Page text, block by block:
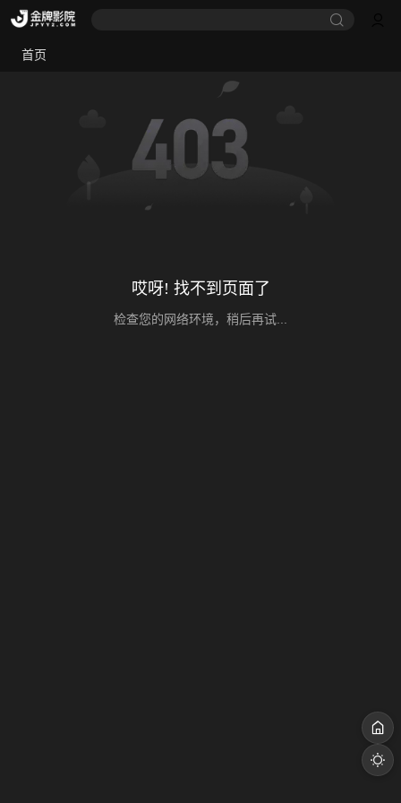
首页
哎呀! 找不到页面了
检查您的网络环境，稍后再试...